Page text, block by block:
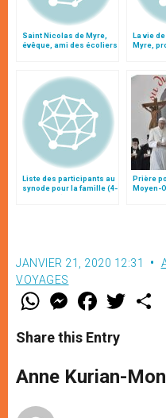
Saint Nicolas de Myre,
évêque, ami des écoliers
La vie
Myre,
Liste des participants au
synode pour la famille (4-
25 octobre)
Prière
Moyen-
JANVIER 21, 2020 12:31
VOYAGES
W
t
s
p
p
M
e
s
e
g
e
F
a
e
b
o
k
w
r
Share this Entry
Anne Kurian-